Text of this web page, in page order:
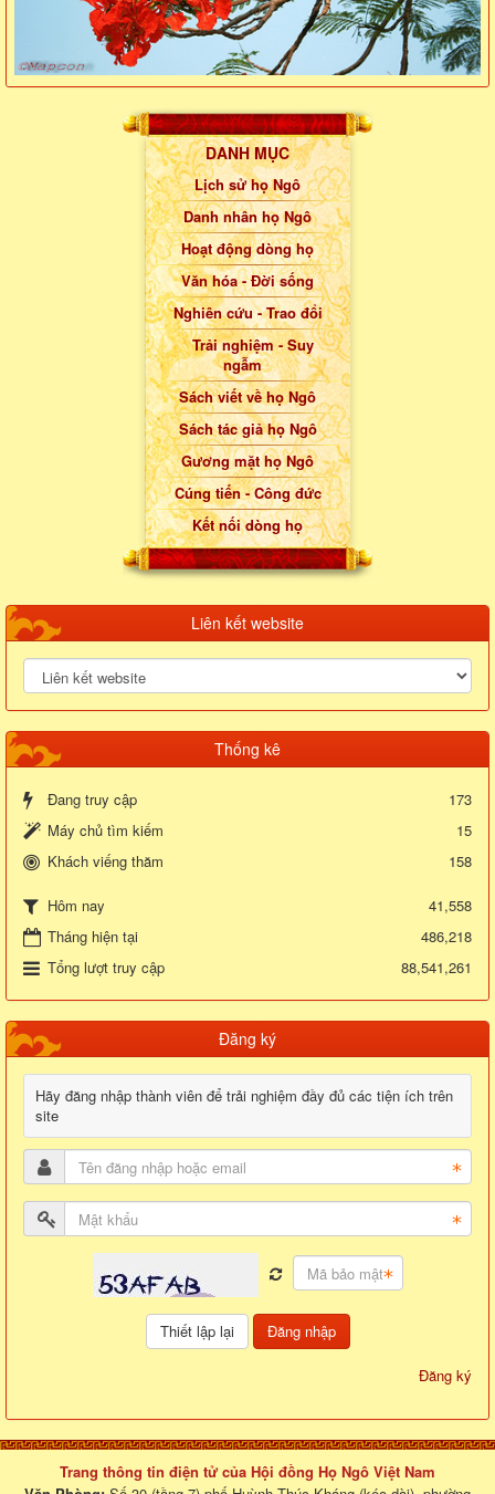
DANH MỤC
Lịch sử họ Ngô
Danh nhân họ Ngô
Hoạt động dòng họ
Văn hóa - Đời sống
Nghiên cứu - Trao đổi
Trải nghiệm - Suy
ngẫm
Sách viết về họ Ngô
Sách tác giả họ Ngô
Gương mặt họ Ngô
Cúng tiến - Công đức
Kết nối dòng họ
Liên kết website
Thống kê
Đang truy cập
173
Máy chủ tìm kiếm
15
Khách viếng thăm
158
Hôm nay
41,558
Tháng hiện tại
486,218
Tổng lượt truy cập
88,541,261
Đăng ký
Hãy đăng nhập thành viên để trải nghiệm đầy đủ các tiện ích trên
site
Đăng nhập
Đăng ký
Trang thông tin điện tử của Hội đồng Họ Ngô Việt Nam